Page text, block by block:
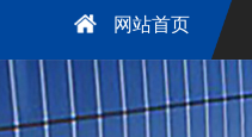
网站首页